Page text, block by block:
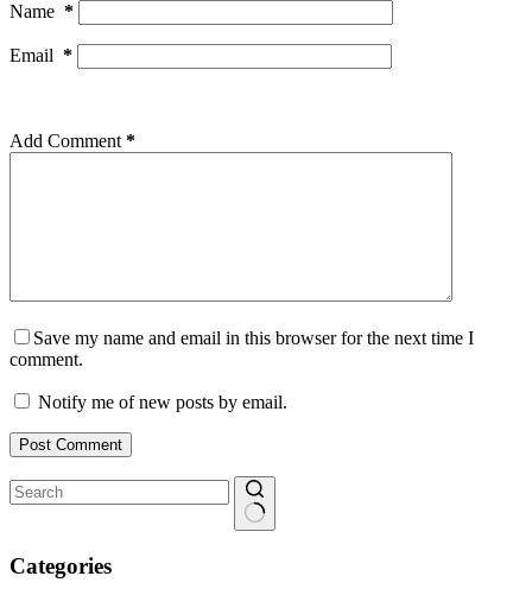
Name *
Email *
Add Comment*
Save my name and email in this browser for the next time I
comment.
Notify me of new posts by email.
Post Comment
results
Categories